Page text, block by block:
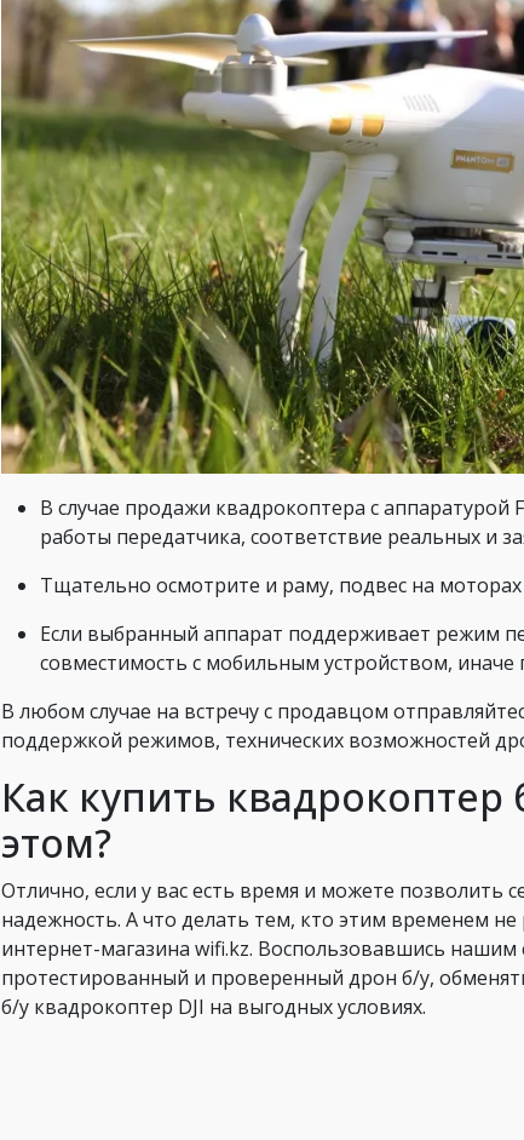
В случае продажи квадрокоптера с аппаратурой
работы передатчика, соответствие реальных и
Тщательно осмотрите и раму, подвес на
Если выбранный аппарат поддерживает режим
совместимость с мобильным устройством,
В любом случае на встречу с продавцом
поддержкой режимов, технических возможностей
Как купить
этом?
Отлично, если у вас есть время и можете позволить
надежность. А что делать тем, кто этим временем не
интернет-магазина wifi.kz. Воспользовавшись
протестированный и проверенный дрон б/у,
б/у квадрокоптер DJI на выгодных условиях.